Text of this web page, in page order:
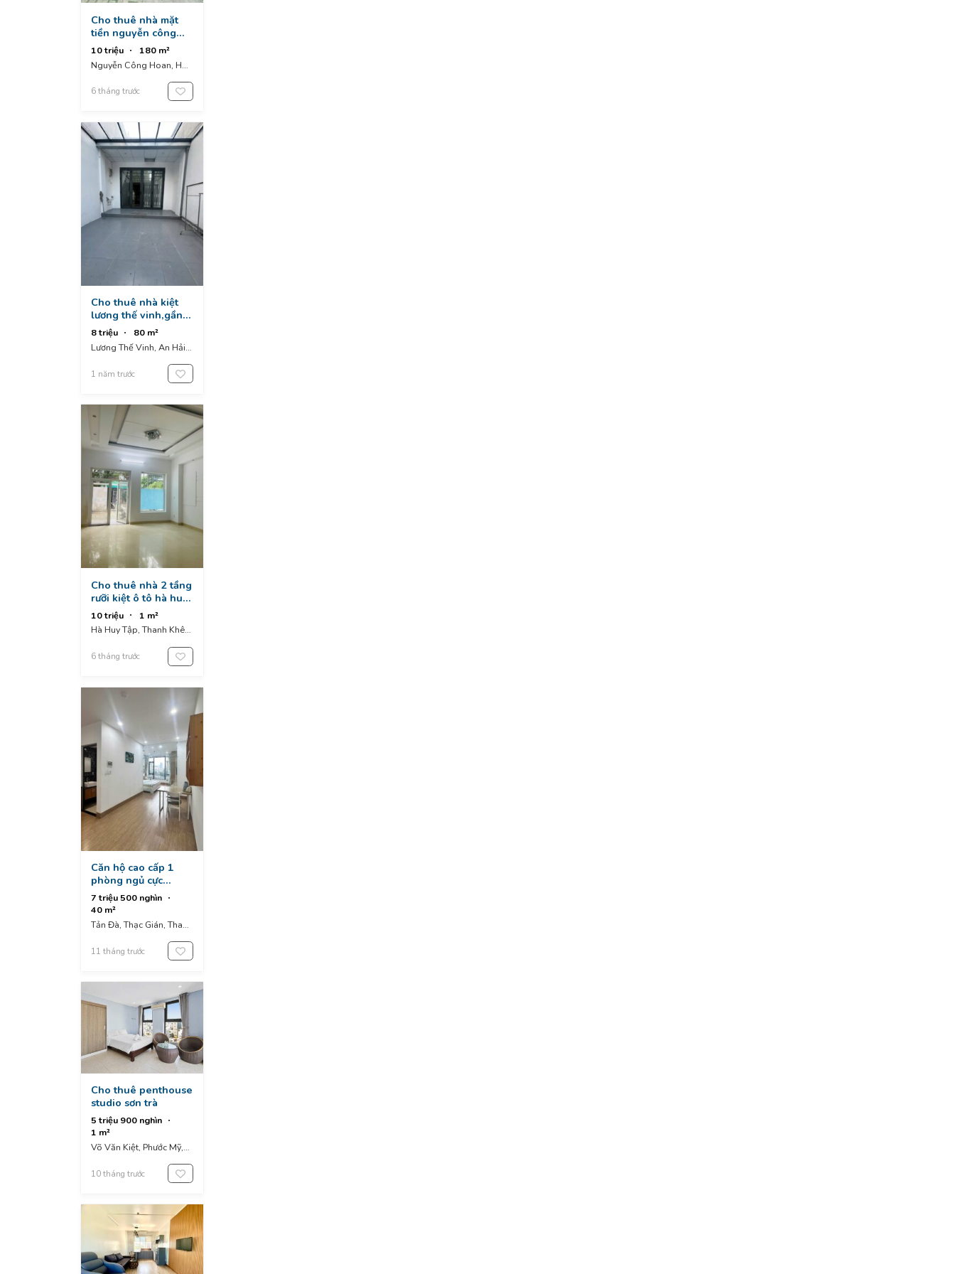
Cho thuê nhà mặt
tiền nguyễn công
hoan, hoà an, cẩm lệ
(gần bến xe)
10 triệu
180 m²
Nguyễn Công Hoan, Hòa
Nẵng, Vietnam
6 tháng trước
Cho thuê nhà kiệt
lương thế vinh,gần
cầu rồng
8 triệu
80 m²
Lương Thế Vinh, An Hải,
Nẵng, Vietnam
1 năm trước
Cho thuê nhà 2 tầng
rưỡi kiệt ô tô hà huy
tập
10 triệu
1 m²
Hà Huy Tập, Thanh Khê
Vietnam
6 tháng trước
Căn hộ cao cấp 1
phòng ngủ cực
thoáng gần đường
tản đà, thanh khê.
7 triệu 500 nghìn
40 m²
Tản Đà, Thạc Gián, Thanh
Vietnam
11 tháng trước
Cho thuê penthouse
studio sơn trà
5 triệu 900 nghìn
1 m²
Võ Văn Kiệt, Phước Mỹ,
Vietnam
10 tháng trước